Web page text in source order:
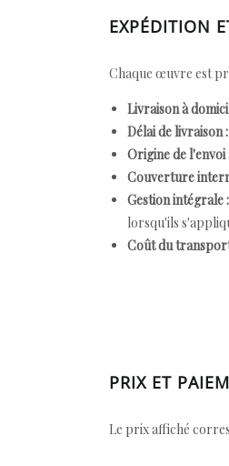
EXPÉDITION
Chaque œuvre est
Livraison à
Délai de livraison :
Origine de l'envoi
Couverture
Gestion intégrale :
lorsqu'ils
Coût du
PRIX ET
Le prix affiché